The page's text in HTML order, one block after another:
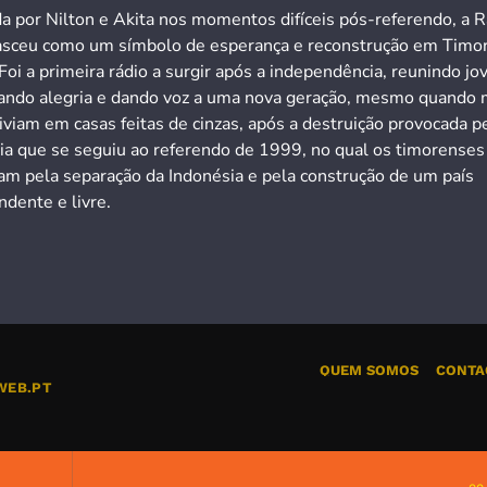
por Nilton e Akita nos momentos difíceis pós-referendo, a
como um símbolo de esperança e reconstrução em
a primeira rádio a surgir após a independência, reunindo
alegria e dando voz a uma nova geração, mesmo quando
em casas feitas de cinzas, após a destruição provocada
que se seguiu ao referendo de 1999, no qual os timorenses
pela separação da Indonésia e pela construção de um país
e livre.
QUEM SOMOS